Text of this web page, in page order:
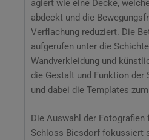
agiert wie eine Decke,
abdeckt und die
Verflachung reduziert. Die
aufgerufen unter die
Wandverkleidung und
die Gestalt und Funktion der
und dabei die Templates
Die Auswahl der
Schloss Biesdorf fokussiert